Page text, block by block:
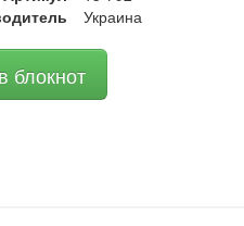
Украина
блокнот